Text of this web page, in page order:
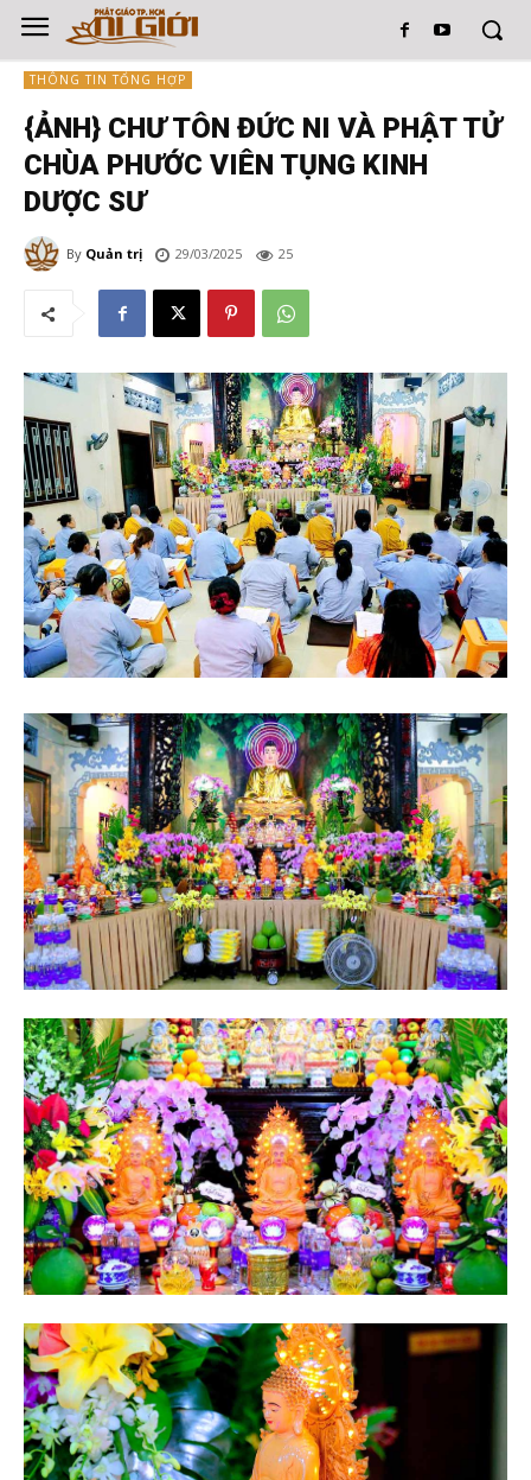
THÔNG TIN TỔNG HỢP
{ẢNH} CHƯ TÔN ĐỨC NI VÀ PHẬT TỬ
CHÙA PHƯỚC VIÊN TỤNG KINH
DƯỢC SƯ
By Quản trị 29/03/2025 25